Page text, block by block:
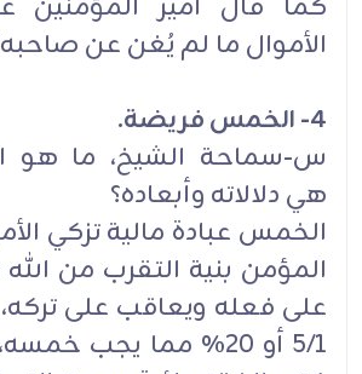
الأموال ما لم يُغن عن
4- الخمس فريضة.
س-سماحة الشيخ، ما هو
هي دلالاته وأبعاده؟
الخمس عبادة مالية تزكي
المؤمن بنية التقرب من الله
على فعله ويعاقب على
5/1 أو 20٪ مما يجب